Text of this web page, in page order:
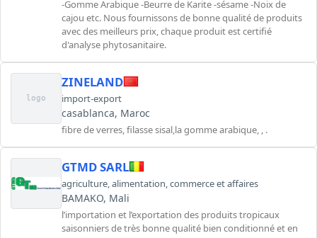
-Gomme Arabique -Beurre de Karite -sésame -Noix de
cajou etc. Nous fournissons de bonne qualité de produits
avec des meilleurs prix, chaque produit est certifié
d'analyse phytosanitaire.
logo
ZINELAND
import-export
casablanca, Maroc
fibre de verres, filasse sisal,la gomme arabique, , .
GTMD SARL
agriculture,alimentation,commerce et affaires
BAMAKO, Mali
l’importation et l’exportation des produits tropicaux
saisonniers de très bonne qualité bien conditionné et en